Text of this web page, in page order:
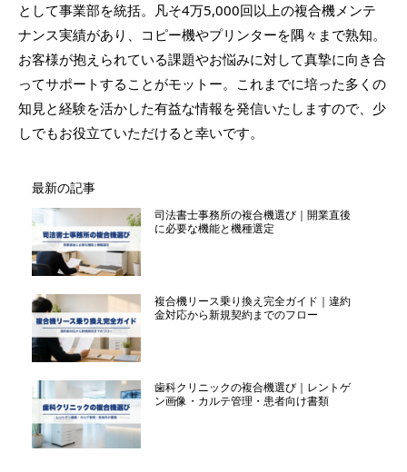
として事業部を統括。凡そ4万5,000回以上の複合機メンテ
ナンス実績があり、コピー機やプリンターを隅々まで熟知。
お客様が抱えられている課題やお悩みに対して真摯に向き合
ってサポートすることがモットー。これまでに培った多くの
知見と経験を活かした有益な情報を発信いたしますので、少
しでもお役立ていただけると幸いです。
最新の記事
司法書士事務所の複合機選び｜開業直後
に必要な機能と機種選定
複合機リース乗り換え完全ガイド｜違約
金対応から新規契約までのフロー
歯科クリニックの複合機選び｜レントゲ
ン画像・カルテ管理・患者向け書類